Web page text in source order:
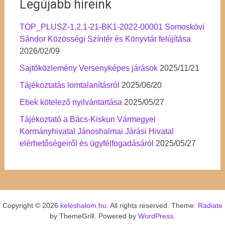
Legújabb híreink
TOP_PLUSZ-1.2.1-21-BK1-2022-00001 Somoskövi
Sándor Közösségi Színtér és Könyvtár felújítása
2026/02/09
Sajtóközlemény Versenyképes járások 2025/11/21
Tájékoztatás lomtalanításról 2025/06/20
Ebek kötelező nyilvántartása 2025/05/27
Tájékoztató a Bács-Kiskun Vármegyei
Kormányhivatal Jánoshalmai Járási Hivatal
elérhetőségeiről és ügyfélfogadásáról 2025/05/27
Copyright © 2026 keleshalom.hu . All rights reserved. Theme: Radiate
by ThemeGrill. Powered by WordPress